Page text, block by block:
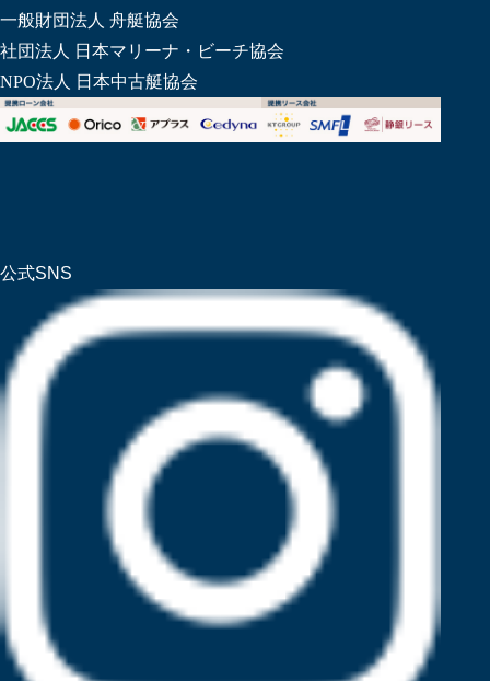
一般財団法人 舟艇協会
社団法人 日本マリーナ・ビーチ協会
NPO法人 日本中古艇協会
公式SNS